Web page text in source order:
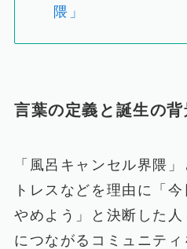
隈」
言葉の定義と誕生の背
「風呂キャンセル界隈
トレスなどを理由に「
やめよう」と決断した
につながるコミュニティ